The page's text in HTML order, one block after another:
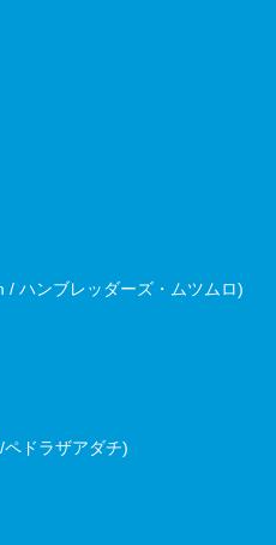
/ ハンブレッダーズ・ムツムロ)
ドラザアダチ)